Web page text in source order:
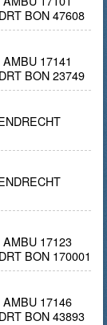
BON 47608
17141
BON 23749
17123
BON 170001
17146
BON 43893